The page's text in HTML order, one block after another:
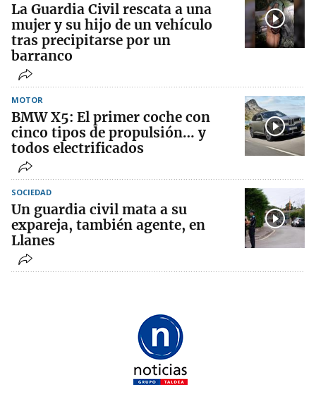
La Guardia Civil rescata a una
mujer y su hijo de un vehículo
tras precipitarse por un
barranco
MOTOR
BMW X5: El primer coche con
cinco tipos de propulsión… y
todos electrificados
SOCIEDAD
Un guardia civil mata a su
expareja, también agente, en
Llanes